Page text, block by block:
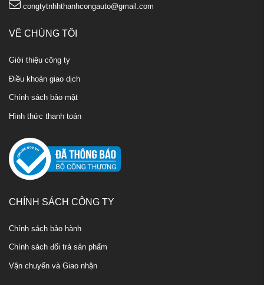
congtytnhhthanhcongauto@gmail.com
VỀ CHÚNG TÔI
Giới thiệu công ty
Điều khoản giao dịch
Chính sách bảo mật
Hình thức thanh toán
CHÍNH SÁCH CÔNG TY
Chính sách bảo hành
Chính sách đổi trả sản phẩm
Vận chuyển và Giao nhận